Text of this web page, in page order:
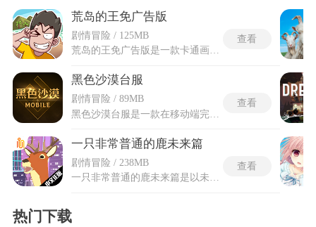
荒岛的王免广告版
剧情冒险 / 125MB
查看
黑色沙漠台服
剧情冒险 / 89MB
查看
一只非常普通的鹿未来篇
剧情冒险 / 238MB
查看
热门下载